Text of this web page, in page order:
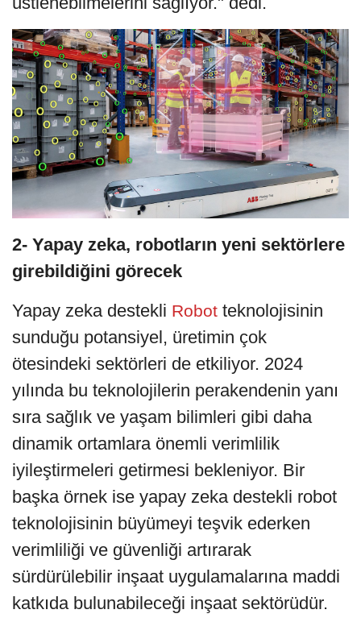
2- Yapay zeka, robotların yeni sektörlere
girebildiğini görecek
Yapay zeka destekli Robot teknolojisinin
sunduğu potansiyel, üretimin çok
ötesindeki sektörleri de etkiliyor. 2024
yılında bu teknolojilerin perakendenin yanı
sıra sağlık ve yaşam bilimleri gibi daha
dinamik ortamlara önemli verimlilik
iyileştirmeleri getirmesi bekleniyor. Bir
başka örnek ise yapay zeka destekli robot
teknolojisinin büyümeyi teşvik ederken
verimliliği ve güvenliği artırarak
sürdürülebilir inşaat uygulamalarına maddi
katkıda bulunabileceği inşaat sektörüdür.